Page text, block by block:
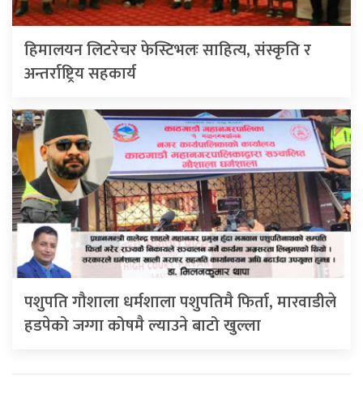
हिमालयन लिटरेचर फेस्टिभलः साहित्य, संस्कृति र
अन्तर्राष्ट्रिय सहकार्य
पशुपति गौशाला धर्मशाला पशुपतिमै फिर्ता, मारवाडीले
हडपेको जग्गा कोषमै ल्याउने बाटो खुल्ला